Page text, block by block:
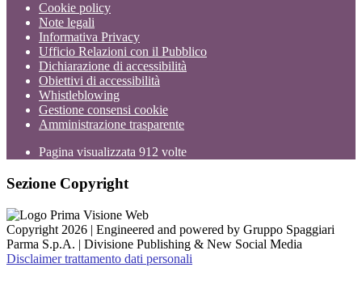
Cookie policy
Note legali
Informativa Privacy
Ufficio Relazioni con il Pubblico
Dichiarazione di accessibilità
Obiettivi di accessibilità
Whistleblowing
Gestione consensi cookie
Amministrazione trasparente
Pagina visualizzata 912 volte
Sezione Copyright
Copyright 2026 | Engineered and powered by Gruppo Spaggiari
Parma S.p.A. | Divisione Publishing & New Social Media
Disclaimer trattamento dati personali